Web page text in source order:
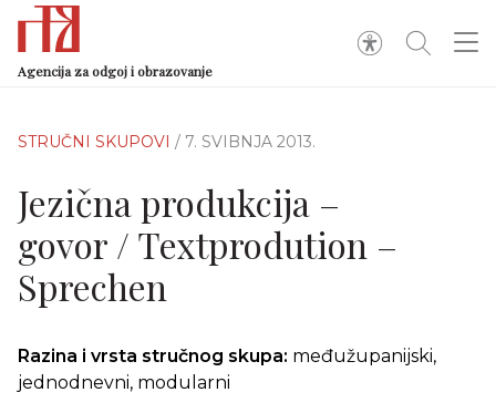
Agencija za odgoj i obrazovanje
STRUČNI SKUPOVI / 7. SVIBNJA 2013.
Jezična produkcija –
govor / Textprodution –
Sprechen
Razina i vrsta stručnog skupa: međužupanijski,
jednodnevni, modularni